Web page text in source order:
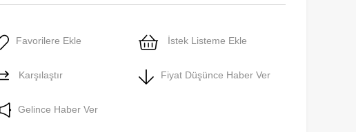
Favorilere Ekle İstek Listeme Ekle
Karşılaştır Fiyat Düşünce Haber Ver
Gelince Haber Ver